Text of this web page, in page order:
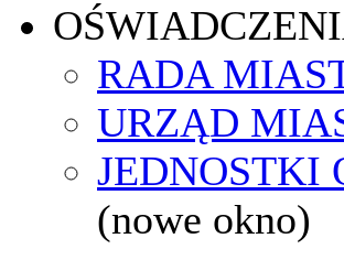
RADA
URZĄD
JEDNOSTKI
(nowe okno)